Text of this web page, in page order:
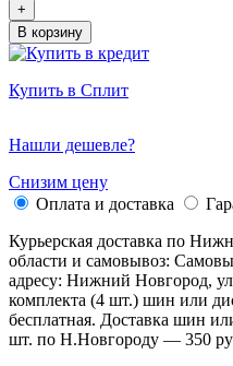
+
В корзину
Купить в Сплит
Нашли дешевле?
Снизим цену
Оплата и доставка
Курьерская доставка по
области и самовывоз:
адресу: Нижний Новгород,
комплекта (4 шт.) шин или
бесплатная. Доставка шин
шт. по Н.Новгороду — 350